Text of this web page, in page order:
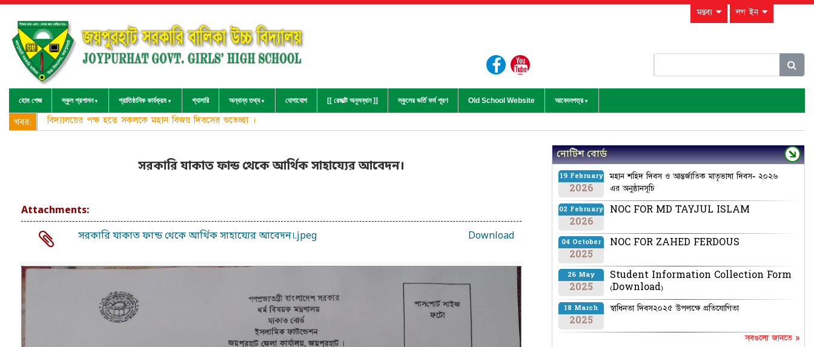
মন্তব্য লগ ইন
হোম পেজ স্কুল প্রশাসন প্রাতিষ্ঠানিক কার্যক্রম গ্যালারি অন্যান্য তথ্য যোগাযোগ [[ রেজাল্ট অনুসন্ধান ]] স্কুলের ভর্তি ফর্ম পূরণ Old School Website আবেদনপত্র
খবর: বিদ্যালয়ের পক্ষ হতে সকলকে মহান বিজয় দিবসের শুভেচ্ছা ।
সরকারি যাকাত ফান্ড থেকে আর্থিক সাহায্যের আবেদন।
Attachments:
সরকারি যাকাত ফান্ড থেকে আর্থিক সাহায্যের আবেদন।.jpeg
Download
নোটিশ বোর্ড
19 February
2026
মহান শহিদ দিবস ও আন্তর্জাতিক মাতৃভাষা দিবস- ২০২৬
এর অনুষ্ঠানসূচি
02 February
2026
NOC FOR MD TAYJUL ISLAM
04 October
2025
NOC FOR ZAHED FERDOUS
26 May
2025
Student Information Collection Form
(Download)
18 March
2025
স্বাধিনতা দিবস২০২৫ উপলক্ষে প্রতিযোগিতা
সবগুলো জানতে »